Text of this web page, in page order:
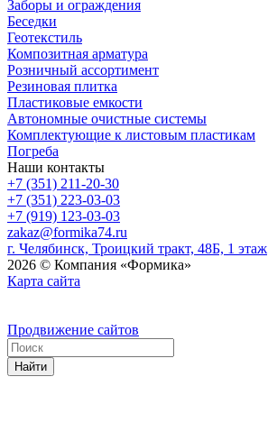
Заборы и ограждения
Беседки
Геотекстиль
Композитная арматура
Розничный ассортимент
Резиновая плитка
Пластиковые емкости
Автономные очистные системы
Комплектующие к листовым пластикам
Погреба
Наши контакты
+7 (351) 211-20-30
+7 (351) 223-03-03
+7 (919) 123-03-03
zakaz@formika74.ru
г. Челябинск, Троицкий тракт, 48Б, 1 этаж
2026 © Компания «Формика»
Карта сайта
Продвижение сайтов
Найти